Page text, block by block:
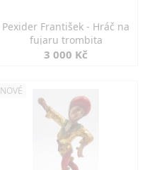
Pexider František - Hráč na
fujaru trombita
3 000 Kč
NOVÉ